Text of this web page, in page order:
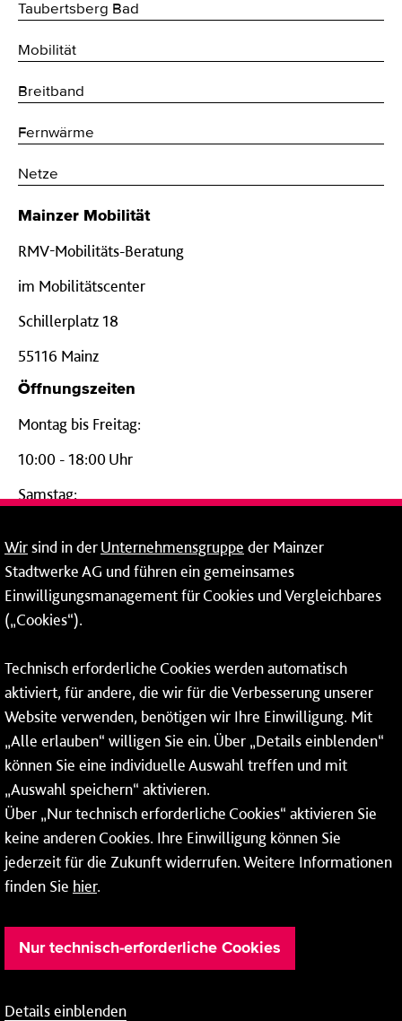
Taubertsberg Bad
Mobilität
Breitband
Fernwärme
Netze
Mainzer Mobilität
RMV-Mobilitäts-Beratung
im Mobilitätscenter
Schillerplatz 18
55116 Mainz
Öffnungszeiten
Montag bis Freitag:
10:00 - 18:00 Uhr
Samstag:
24-Stunden-Telefon*
06131 – 12 77 77
Fax: 06131 – 12 66 66
* Montags bis freitags bis 7 und ab 18 Uhr sowie an
Wochenenden und Feiertagen ganztags werden Ihre
Anrufe je nach Themenauswahl an ein Callcenter des
RMV oder von nextbike weitergeleitet. Dort erhalten Sie
ausschließlich Auskünfte zum Fahrplan bzw. zu
meinRad.
Wirsind in derUnternehmensgruppe der Mainzer
Stadtwerke AG und führen ein gemeinsames
Einwilligungsmanagement für Cookies und Vergleichbares
(„Cookies“).
Technisch erforderliche Cookies werden automatisch
aktiviert, für andere, die wir für die Verbesserung unserer
Website verwenden, benötigen wir Ihre Einwilligung. Mit
„Alle erlauben“ willigen Sie ein. Über „Details einblenden“
können Sie eine individuelle Auswahl treffen und mit
„Auswahl speichern“ aktivieren.
Über „Nur technisch erforderliche Cookies“ aktivieren Sie
keine anderen Cookies. Ihre Einwilligung können Sie
jederzeit für die Zukunft widerrufen. Weitere Informationen
finden Sie hier.
Nur technisch-erforderliche Cookies
Details einblenden